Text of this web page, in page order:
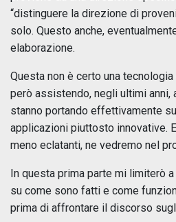
“distinguere la direzione di
solo. Questo anche,
elaborazione.
Questa non è certo una
però assistendo, negli ultimi anni,
stanno portando effettivamente
applicazioni piuttosto innovative.
meno eclatanti, ne vedremo nel
In questa prima parte mi limiterò
su come sono fatti e come
prima di affrontare il discorso